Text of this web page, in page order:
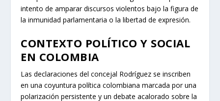
intento de amparar discursos violentos bajo la figura de
la inmunidad parlamentaria o la libertad de expresión.
CONTEXTO POLÍTICO Y SOCIAL
EN COLOMBIA
Las declaraciones del concejal Rodríguez se inscriben
en una coyuntura política colombiana marcada por una
polarización persistente y un debate acalorado sobre la